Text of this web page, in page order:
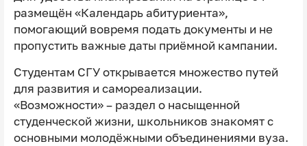
размещён «Календарь абитуриента»,
помогающий вовремя подать документы и не
пропустить важные даты приёмной кампании.
Студентам СГУ открывается множество путей
для развития и самореализации.
«Возможности» – раздел о насыщенной
студенческой жизни, школьников знакомят с
основными молодёжными объединениями вуза.